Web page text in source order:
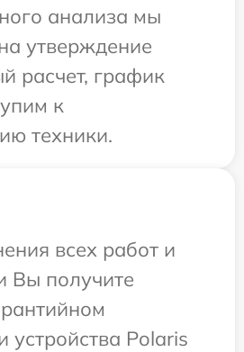
анализа мы
утверждение
расчет, график
к
техники.
всех работ и
Вы получите
устройства Polaris